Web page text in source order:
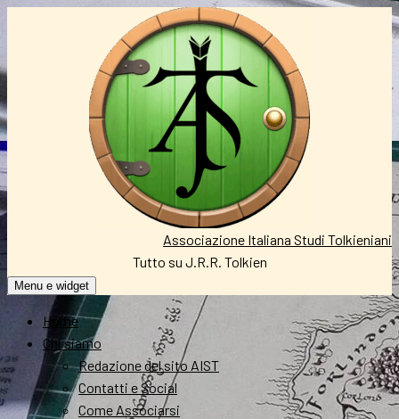
Associazione Italiana Studi Tolkieniani
Tutto su J.R.R. Tolkien
Menu e widget
Home
Chi siamo
Redazione del sito AIST
Contatti e Social
Come Associarsi